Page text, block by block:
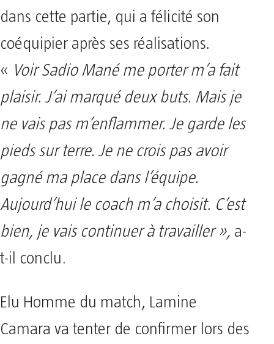
dans cette partie, qui a félicité son
coéquipier après ses réalisations.
« Voir Sadio Mané me porter m’a fait
plaisir. J’ai marqué deux buts. Mais je
ne vais pas m’enflammer. Je garde les
pieds sur terre. Je ne crois pas avoir
gagné ma place dans l’équipe.
Aujourd’hui le coach m’a choisit. C’est
bien, je vais continuer à travailler », a-
t-il conclu.
Elu Homme du match, Lamine
Camara va tenter de confirmer lors des